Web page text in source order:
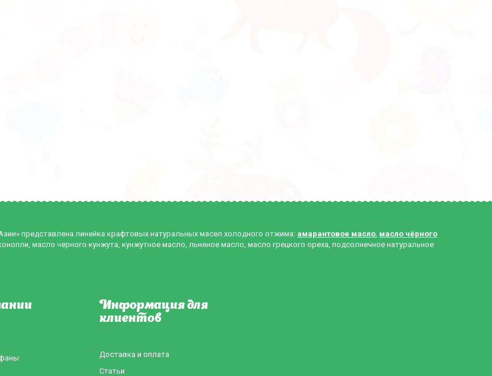
представлена линейка крафтовых натуральных масел холодного отжима: амарантовое масло, масло чёрного
масло черного кунжута, кунжутное масло, льняное масло, масло грецкого ореха, подсолнечное натуральное
Информация для
клиентов
Доставка и оплата
Статьи